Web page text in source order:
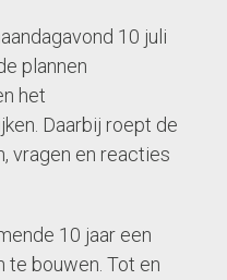
10 juli
plannen
het
Daarbij roept de
vragen en reacties
10 jaar een
te bouwen. Tot en